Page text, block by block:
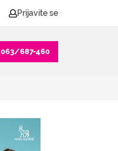
Prijavite se
063/687-460